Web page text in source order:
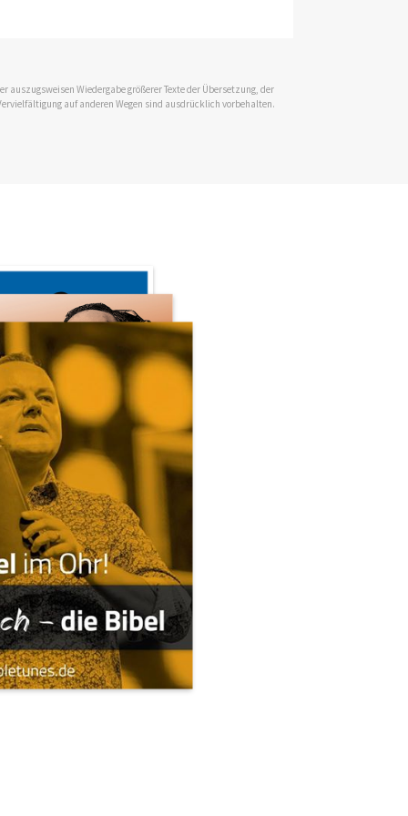
auszugsweisen Wiedergabe größerer Texte der Übersetzung, der
auf anderen Wegen sind ausdrücklich vorbehalten.